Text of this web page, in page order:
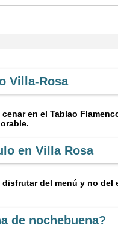
Villa-Rosa
en el Tablao
en Villa Rosa
del menú y no del
de nochebuena?